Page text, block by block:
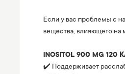
Если у вас проблемы с
вещества, влияющего на
INOSITOL 900 MG 120
✔️ Поддерживает